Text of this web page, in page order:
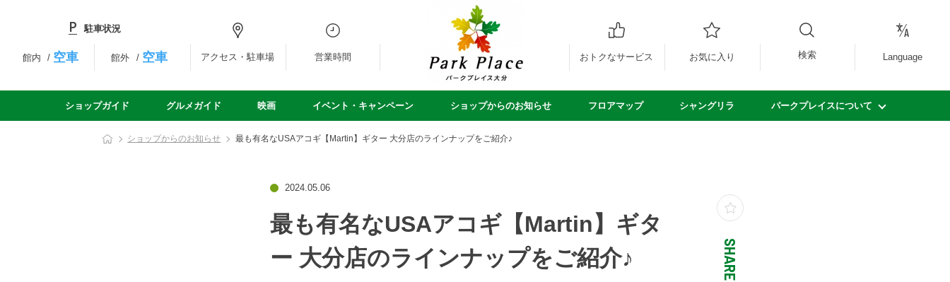
駐車状況
館内 空車 館外 空車 アクセス・駐車場 営業時間 おトクなサービス お気に入り 検索 Language
ショップガイド グルメガイド 映画 イベント・キャンペーン ショップからのお知らせ フロアマップ シャングリラ パークプレイスについて
ショップからのお知らせ 最も有名なUSAアコギ【Martin】ギター 大分店のラインナップをご紹介♪
SHARE
2024.05.06
最も有名なUSAアコギ【Martin】ギタ
ー 大分店のラインナップをご紹介♪